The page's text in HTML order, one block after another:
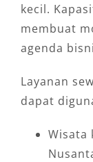
kecil.
membuat
agenda
Layanan
dapat
Wisata